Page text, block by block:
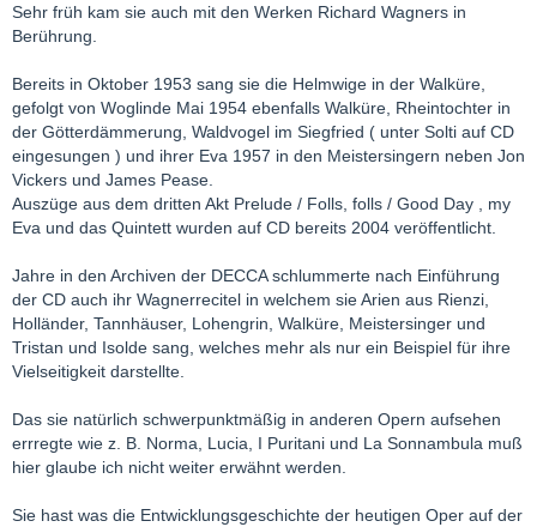
Sehr früh kam sie auch mit den Werken Richard Wagners in
Berührung.
Bereits in Oktober 1953 sang sie die Helmwige in der Walküre,
gefolgt von Woglinde Mai 1954 ebenfalls Walküre, Rheintochter in
der Götterdämmerung, Waldvogel im Siegfried ( unter Solti auf CD
eingesungen ) und ihrer Eva 1957 in den Meistersingern neben Jon
Vickers und James Pease.
Auszüge aus dem dritten Akt Prelude / Folls, folls / Good Day , my
Eva und das Quintett wurden auf CD bereits 2004 veröffentlicht.
Jahre in den Archiven der DECCA schlummerte nach Einführung
der CD auch ihr Wagnerrecitel in welchem sie Arien aus Rienzi,
Holländer, Tannhäuser, Lohengrin, Walküre, Meistersinger und
Tristan und Isolde sang, welches mehr als nur ein Beispiel für ihre
Vielseitigkeit darstellte.
Das sie natürlich schwerpunktmäßig in anderen Opern aufsehen
errregte wie z. B. Norma, Lucia, I Puritani und La Sonnambula muß
hier glaube ich nicht weiter erwähnt werden.
Sie hast was die Entwicklungsgeschichte der heutigen Oper auf der